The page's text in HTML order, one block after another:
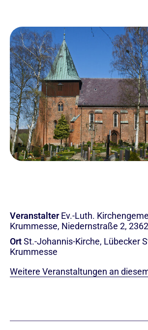
Veranstalter Ev.-Luth.
Krummesse, Niedernstraße 2,
OrtSt.-Johannis-Kirche, Lübecker
Krummesse
Weitere Veranstaltungen an